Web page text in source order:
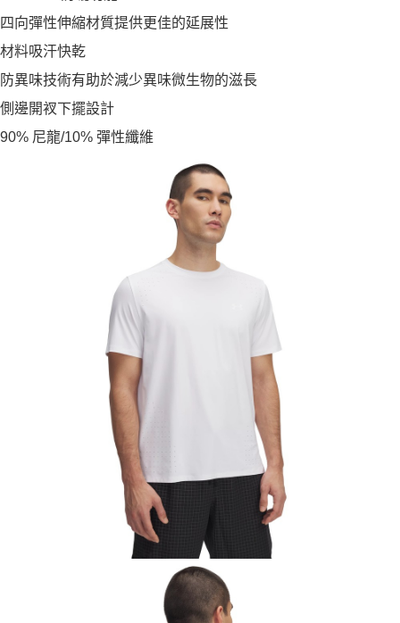
四向彈性伸縮材質提供更佳的延展性
材料吸汗快乾
防異味技術有助於減少異味微生物的滋長
側邊開衩下擺設計
90% 尼龍/10% 彈性纖維